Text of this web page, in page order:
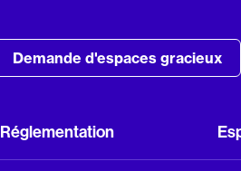
Demande d'espaces gracieux
Réglementation